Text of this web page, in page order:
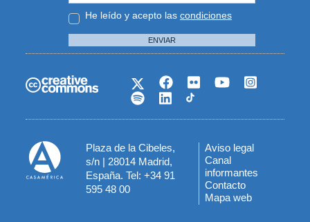
He leído y acepto las condiciones
ENVIAR
Plaza de la Cibeles,
s/n | 28014 Madrid,
España. Tel: +34 91
595 48 00
Menú
del
pie
Aviso legal
Canal
informantes
Contacto
Mapa web